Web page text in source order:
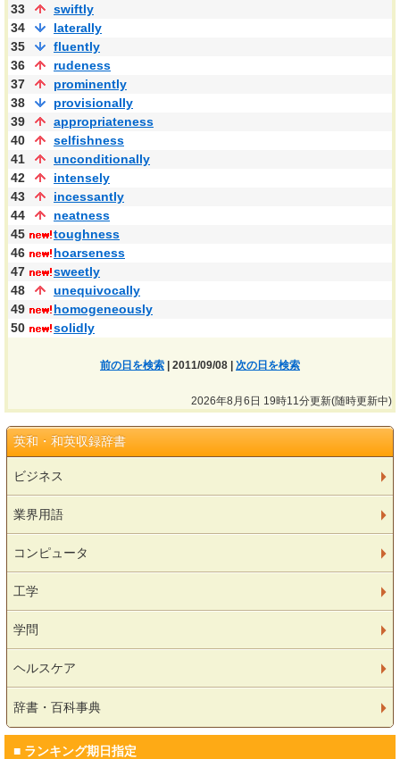
33
swiftly
34
laterally
35
fluently
36
rudeness
37
prominently
38
provisionally
39
appropriateness
40
selfishness
41
unconditionally
42
intensely
43
incessantly
44
neatness
45
toughness
46
hoarseness
47
sweetly
48
unequivocally
49
homogeneously
50
solidly
前の日を検索 | 2011/09/08 | 次の日を検索
2026年8月6日 19時11分更新(随時更新中)
英和・和英収録辞書
ビジネス
業界用語
コンピュータ
工学
学問
ヘルスケア
辞書・百科事典
■ ランキング期日指定